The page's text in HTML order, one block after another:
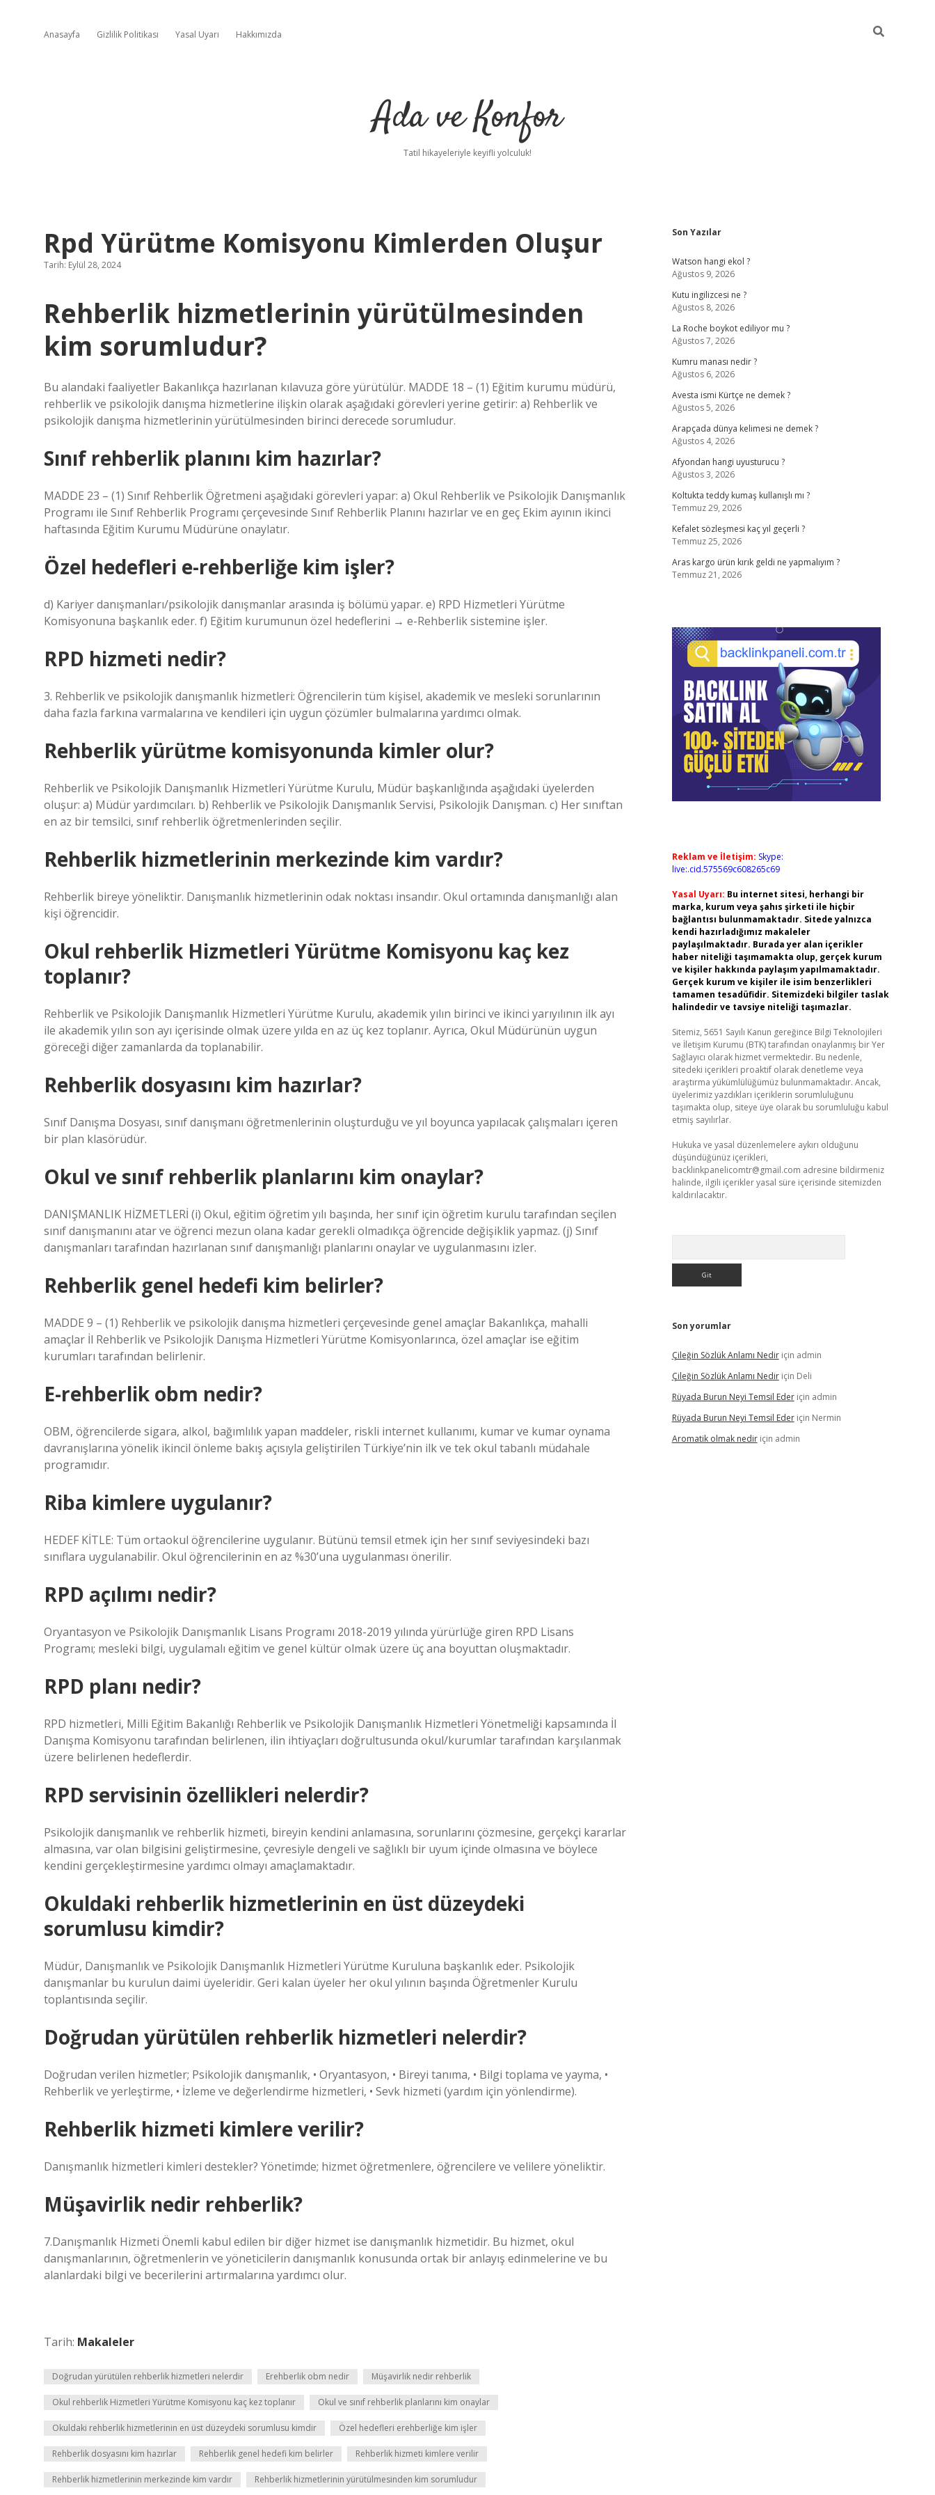
Anasayfa Gizlilik Politikası Yasal Uyarı Hakkımızda
Ada ve Konfor
Tatil hikayeleriyle keyifli yolculuk!
Rpd Yürütme Komisyonu Kimlerden Oluşur
Tarih: Eylül 28, 2024
Rehberlik hizmetlerinin yürütülmesinden
kim sorumludur?
Bu alandaki faaliyetler Bakanlıkça hazırlanan kılavuza göre yürütülür. MADDE 18 – (1) Eğitim kurumu müdürü,
rehberlik ve psikolojik danışma hizmetlerine ilişkin olarak aşağıdaki görevleri yerine getirir: a) Rehberlik ve
psikolojik danışma hizmetlerinin yürütülmesinden birinci derecede sorumludur.
Sınıf rehberlik planını kim hazırlar?
MADDE 23 – (1) Sınıf Rehberlik Öğretmeni aşağıdaki görevleri yapar: a) Okul Rehberlik ve Psikolojik Danışmanlık
Programı ile Sınıf Rehberlik Programı çerçevesinde Sınıf Rehberlik Planını hazırlar ve en geç Ekim ayının ikinci
haftasında Eğitim Kurumu Müdürüne onaylatır.
Özel hedefleri e-rehberliğe kim işler?
d) Kariyer danışmanları/psikolojik danışmanlar arasında iş bölümü yapar. e) RPD Hizmetleri Yürütme
Komisyonuna başkanlık eder. f) Eğitim kurumunun özel hedeflerini → e-Rehberlik sistemine işler.
RPD hizmeti nedir?
3. Rehberlik ve psikolojik danışmanlık hizmetleri: Öğrencilerin tüm kişisel, akademik ve mesleki sorunlarının
daha fazla farkına varmalarına ve kendileri için uygun çözümler bulmalarına yardımcı olmak.
Rehberlik yürütme komisyonunda kimler olur?
Rehberlik ve Psikolojik Danışmanlık Hizmetleri Yürütme Kurulu, Müdür başkanlığında aşağıdaki üyelerden
oluşur: a) Müdür yardımcıları. b) Rehberlik ve Psikolojik Danışmanlık Servisi, Psikolojik Danışman. c) Her sınıftan
en az bir temsilci, sınıf rehberlik öğretmenlerinden seçilir.
Rehberlik hizmetlerinin merkezinde kim vardır?
Rehberlik bireye yöneliktir. Danışmanlık hizmetlerinin odak noktası insandır. Okul ortamında danışmanlığı alan
kişi öğrencidir.
Okul rehberlik Hizmetleri Yürütme Komisyonu kaç kez
toplanır?
Rehberlik ve Psikolojik Danışmanlık Hizmetleri Yürütme Kurulu, akademik yılın birinci ve ikinci yarıyılının ilk ayı
ile akademik yılın son ayı içerisinde olmak üzere yılda en az üç kez toplanır. Ayrıca, Okul Müdürünün uygun
göreceği diğer zamanlarda da toplanabilir.
Rehberlik dosyasını kim hazırlar?
Sınıf Danışma Dosyası, sınıf danışmanı öğretmenlerinin oluşturduğu ve yıl boyunca yapılacak çalışmaları içeren
bir plan klasörüdür.
Okul ve sınıf rehberlik planlarını kim onaylar?
DANIŞMANLIK HİZMETLERİ (i) Okul, eğitim öğretim yılı başında, her sınıf için öğretim kurulu tarafından seçilen
sınıf danışmanını atar ve öğrenci mezun olana kadar gerekli olmadıkça öğrencide değişiklik yapmaz. (j) Sınıf
danışmanları tarafından hazırlanan sınıf danışmanlığı planlarını onaylar ve uygulanmasını izler.
Rehberlik genel hedefi kim belirler?
MADDE 9 – (1) Rehberlik ve psikolojik danışma hizmetleri çerçevesinde genel amaçlar Bakanlıkça, mahalli
amaçlar İl Rehberlik ve Psikolojik Danışma Hizmetleri Yürütme Komisyonlarınca, özel amaçlar ise eğitim
kurumları tarafından belirlenir.
E-rehberlik obm nedir?
OBM, öğrencilerde sigara, alkol, bağımlılık yapan maddeler, riskli internet kullanımı, kumar ve kumar oynama
davranışlarına yönelik ikincil önleme bakış açısıyla geliştirilen Türkiye’nin ilk ve tek okul tabanlı müdahale
programıdır.
Riba kimlere uygulanır?
HEDEF KİTLE: Tüm ortaokul öğrencilerine uygulanır. Bütünü temsil etmek için her sınıf seviyesindeki bazı
sınıflara uygulanabilir. Okul öğrencilerinin en az %30’una uygulanması önerilir.
RPD açılımı nedir?
Oryantasyon ve Psikolojik Danışmanlık Lisans Programı 2018-2019 yılında yürürlüğe giren RPD Lisans
Programı; mesleki bilgi, uygulamalı eğitim ve genel kültür olmak üzere üç ana boyuttan oluşmaktadır.
RPD planı nedir?
RPD hizmetleri, Milli Eğitim Bakanlığı Rehberlik ve Psikolojik Danışmanlık Hizmetleri Yönetmeliği kapsamında İl
Danışma Komisyonu tarafından belirlenen, ilin ihtiyaçları doğrultusunda okul/kurumlar tarafından karşılanmak
üzere belirlenen hedeflerdir.
RPD servisinin özellikleri nelerdir?
Psikolojik danışmanlık ve rehberlik hizmeti, bireyin kendini anlamasına, sorunlarını çözmesine, gerçekçi kararlar
almasına, var olan bilgisini geliştirmesine, çevresiyle dengeli ve sağlıklı bir uyum içinde olmasına ve böylece
kendini gerçekleştirmesine yardımcı olmayı amaçlamaktadır.
Okuldaki rehberlik hizmetlerinin en üst düzeydeki
sorumlusu kimdir?
Müdür, Danışmanlık ve Psikolojik Danışmanlık Hizmetleri Yürütme Kuruluna başkanlık eder. Psikolojik
danışmanlar bu kurulun daimi üyeleridir. Geri kalan üyeler her okul yılının başında Öğretmenler Kurulu
toplantısında seçilir.
Doğrudan yürütülen rehberlik hizmetleri nelerdir?
Doğrudan verilen hizmetler; Psikolojik danışmanlık, • Oryantasyon, • Bireyi tanıma, • Bilgi toplama ve yayma, •
Rehberlik ve yerleştirme, • İzleme ve değerlendirme hizmetleri, • Sevk hizmeti (yardım için yönlendirme).
Rehberlik hizmeti kimlere verilir?
Danışmanlık hizmetleri kimleri destekler? Yönetimde; hizmet öğretmenlere, öğrencilere ve velilere yöneliktir.
Müşavirlik nedir rehberlik?
7.Danışmanlık Hizmeti Önemli kabul edilen bir diğer hizmet ise danışmanlık hizmetidir. Bu hizmet, okul
danışmanlarının, öğretmenlerin ve yöneticilerin danışmanlık konusunda ortak bir anlayış edinmelerine ve bu
alanlardaki bilgi ve becerilerini artırmalarına yardımcı olur.
Tarih: Makaleler
Doğrudan yürütülen rehberlik hizmetleri nelerdir Erehberlik obm nedir Müşavirlik nedir rehberlik
Okul rehberlik Hizmetleri Yürütme Komisyonu kaç kez toplanır Okul ve sınıf rehberlik planlarını kim onaylar
Okuldaki rehberlik hizmetlerinin en üst düzeydeki sorumlusu kimdir Özel hedefleri erehberliğe kim işler
Rehberlik dosyasını kim hazırlar Rehberlik genel hedefi kim belirler Rehberlik hizmeti kimlere verilir
Rehberlik hizmetlerinin merkezinde kim vardır Rehberlik hizmetlerinin yürütülmesinden kim sorumludur
Sidebar
Son Yazılar
Watson hangi ekol ?
Ağustos 9, 2026
Kutu ingilizcesi ne ?
Ağustos 8, 2026
La Roche boykot ediliyor mu ?
Ağustos 7, 2026
Kumru manası nedir ?
Ağustos 6, 2026
Avesta ismi Kürtçe ne demek ?
Ağustos 5, 2026
Arapçada dünya kelimesi ne demek ?
Ağustos 4, 2026
Afyondan hangi uyusturucu ?
Ağustos 3, 2026
Koltukta teddy kumaş kullanışlı mı ?
Temmuz 29, 2026
Kefalet sözleşmesi kaç yıl geçerli ?
Temmuz 25, 2026
Aras kargo ürün kırık geldi ne yapmalıyım ?
Temmuz 21, 2026
Reklam ve İletişim: Skype:
live:.cid.575569c608265c69
Yasal Uyarı: Bu internet sitesi, herhangi bir
marka, kurum veya şahıs şirketi ile hiçbir
bağlantısı bulunmamaktadır. Sitede yalnızca
kendi hazırladığımız makaleler
paylaşılmaktadır. Burada yer alan içerikler
haber niteliği taşımamakta olup, gerçek kurum
ve kişiler hakkında paylaşım yapılmamaktadır.
Gerçek kurum ve kişiler ile isim benzerlikleri
tamamen tesadüfidir. Sitemizdeki bilgiler taslak
halindedir ve tavsiye niteliği taşımazlar.
Sitemiz, 5651 Sayılı Kanun gereğince Bilgi Teknolojileri
ve İletişim Kurumu (BTK) tarafından onaylanmış bir Yer
Sağlayıcı olarak hizmet vermektedir. Bu nedenle,
sitedeki içerikleri proaktif olarak denetleme veya
araştırma yükümlülüğümüz bulunmamaktadır. Ancak,
üyelerimiz yazdıkları içeriklerin sorumluluğunu
taşımakta olup, siteye üye olarak bu sorumluluğu kabul
etmiş sayılırlar.
Hukuka ve yasal düzenlemelere aykırı olduğunu
düşündüğünüz içerikleri,
backlinkpanelicomtr@gmail.com adresine bildirmeniz
halinde, ilgili içerikler yasal süre içerisinde sitemizden
kaldırılacaktır.
Son yorumlar
Çileğin Sözlük Anlamı Nediriçin admin
Çileğin Sözlük Anlamı Nediriçin Deli
Rüyada Burun Neyi Temsil Ederiçin admin
Rüyada Burun Neyi Temsil Ederiçin Nermin
Aromatik olmak nediriçin admin